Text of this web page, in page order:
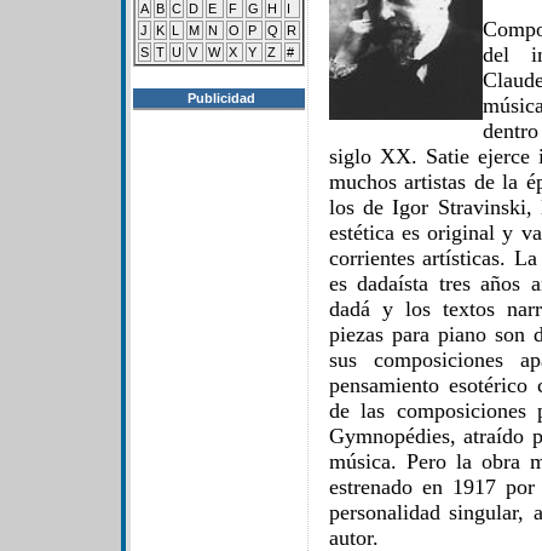
A B C D E F G H
I
J
K L M N O P Q
R
S T U V W X Y Z #
Publicidad
del
siglo XX. Satie ejerce
muchos artistas de la
los de Igor Stravinski,
estética es original y
corrientes artísticas.
es dadaísta tres años
dadá y los textos
piezas para piano son
sus composiciones
pensamiento esotérico
de las composiciones
Gymnopédies, atraído
música. Pero la obra
estrenado en 1917
personalidad singular,
autor.